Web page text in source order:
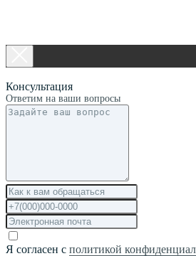
Консультация
Ответим на ваши вопросы
Я согласен с политикой